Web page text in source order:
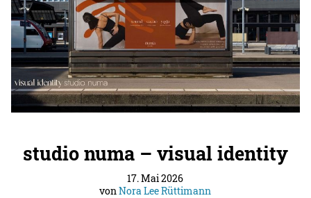
studio numa – visual identity
17. Mai 2026
vonNora Lee Rüttimann